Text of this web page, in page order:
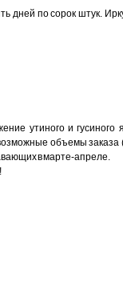
дней по сорок штук.
утиного и
объемы заказа
в марте-апреле.